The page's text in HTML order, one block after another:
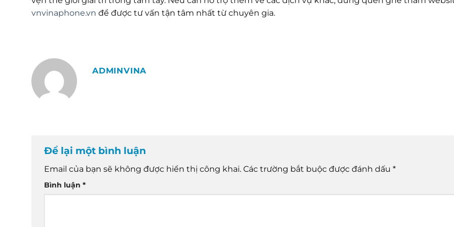
vnvinaphone.vn để được tư vấn tận tâm nhất từ chuyên gia.
ADMINVINA
Để lại một bình luận
Email của bạn sẽ không được hiển thị công khai. Các trường bắt buộc được đánh dấu *
Bình luận *